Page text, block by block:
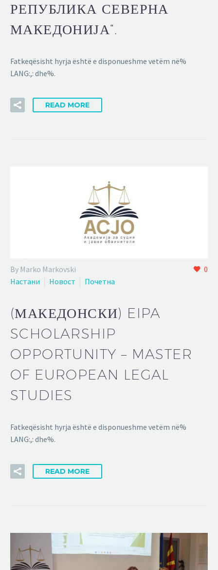
РЕПУБЛИКА СЕВЕРНА
МАКЕДОНИЈА“.
Fatkeqësisht hyrja është e disponueshme vetëm në%
LANG:,: dhe%.
READ MORE
0
By Marko Markovski
Настани
Новост Почетна
(МАКЕДОНСКИ) EIPA
SCHOLARSHIP
OPPORTUNITY – MASTER
OF EUROPEAN LEGAL
STUDIES
Fatkeqësisht hyrja është e disponueshme vetëm në%
LANG:,: dhe%.
READ MORE